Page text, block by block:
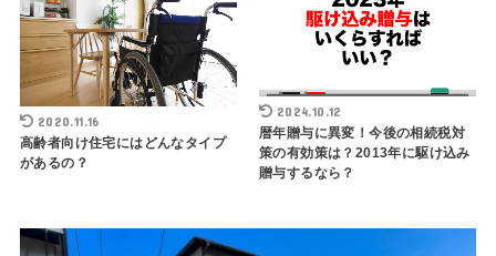
2020.11.16
高齢者向け住宅にはどんなタイプ
があるの？
2024.10.12
暦年贈与に異変！今後の相続税対
策の有効策は？2013年に駆け込み
贈与するなら？